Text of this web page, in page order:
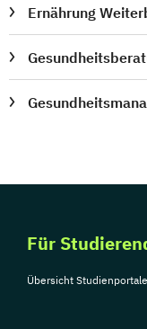
Ernährung
Für
Übersicht Studienportale